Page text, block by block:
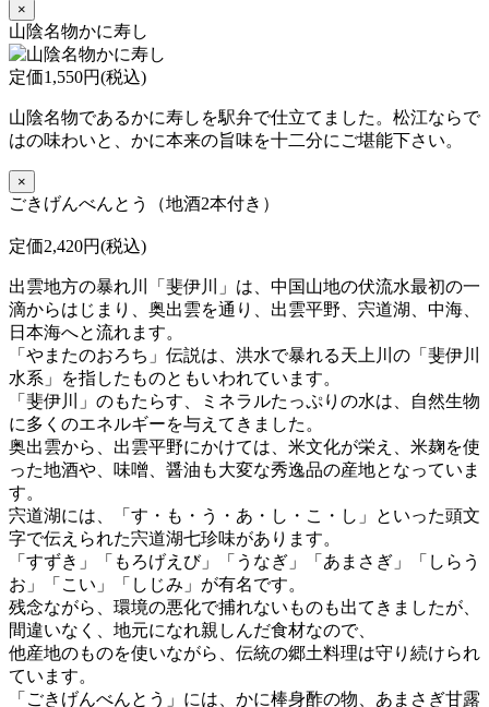
×
山陰名物かに寿し
定価1,550円(税込)
山陰名物であるかに寿しを駅弁で仕立てました。松江ならで
はの味わいと、かに本来の旨味を十二分にご堪能下さい。
×
ごきげんべんとう（地酒2本付き）
定価2,420円(税込)
出雲地方の暴れ川「斐伊川」は、中国山地の伏流水最初の一
滴からはじまり、奥出雲を通り、出雲平野、宍道湖、中海、
日本海へと流れます。
「やまたのおろち」伝説は、洪水で暴れる天上川の「斐伊川
水系」を指したものともいわれています。
「斐伊川」のもたらす、ミネラルたっぷりの水は、自然生物
に多くのエネルギーを与えてきました。
奥出雲から、出雲平野にかけては、米文化が栄え、米麹を使
った地酒や、味噌、醤油も大変な秀逸品の産地となっていま
す。
宍道湖には、「す・も・う・あ・し・こ・し」といった頭文
字で伝えられた宍道湖七珍味があります。
「すずき」「もろげえび」「うなぎ」「あまさぎ」「しらう
お」「こい」「しじみ」が有名です。
残念ながら、環境の悪化で捕れないものも出てきましたが、
間違いなく、地元になれ親しんだ食材なので、
他産地のものを使いながら、伝統の郷土料理は守り続けられ
ています。
「ごきげんべんとう」には、かに棒身酢の物、あまさぎ甘露